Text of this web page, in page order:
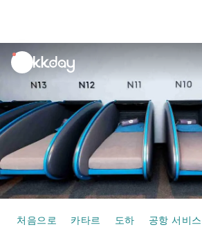
unread
notifications
처음으로 카타르 도하 공항 서비스